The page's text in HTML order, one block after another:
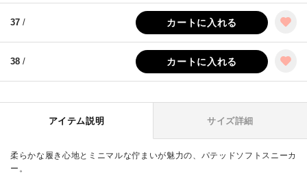
37 / カートに入れる
38 / カートに入れる
アイテム説明 サイズ詳細
柔らかな履き心地とミニマルな佇まいが魅力の、パテッドソフトスニーカ
ー。